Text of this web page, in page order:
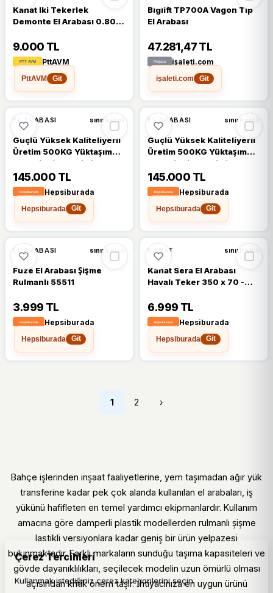
Kanat Iki Tekerlek
Demonte El Arabası 0.80
9.000 TL
PttAVM
PttAVM
Git
Biglift TP700A Vagon Tip
El Arabası
47.281,47 TL
işaleti.com
işaleti.com
Git
EL ARABASI sınırlı stok
Güçlü Yüksek Kaliteliyerli
Üretim 500KG Yüktaşıma
Kapasiteli Elektrikli El
Arabası - Turuncu
145.000 TL
Hepsiburada
Hepsiburada
Git
EL ARABASI sınırlı stok
Güçlü Yüksek Kaliteliyerli
Üretim 500KG Yüktaşıma
Kapasiteli Elektrikli El
Arabası - Açık Sarı
145.000 TL
Hepsiburada
Hepsiburada
Git
EL ARABASI sınırlı stok
Füze El Arabası Şişme
Rulmanlı 55511
3.999 TL
Hepsiburada
Hepsiburada
Git
KANAT sınırlı stok
Kanat Sera El Arabası
Havalı Teker 350 x 70 -
6.999 TL
Hepsiburada
Hepsiburada
Git
1 2 ›
Bahçe işlerinden inşaat faaliyetlerine, yem taşımadan ağır yük
transferine kadar pek çok alanda kullanılan el arabaları, iş
yükünü hafifleten en temel yardımcı ekipmanlardır. Kullanım
amacına göre damperli plastik modellerden rulmanlı şişme
lastikli versiyonlara kadar geniş bir ürün yelpazesi
bulunmaktadır. Farklı markaların sunduğu taşıma kapasiteleri ve
gövde dayanıklılıkları, seçilecek modelin uzun ömürlü olması
açısından kritik önem taşır. İhtiyacınıza en uygun ürünü
Çerez Tercihleri
Kullanmak istediğiniz çerez kategorilerini seçin.